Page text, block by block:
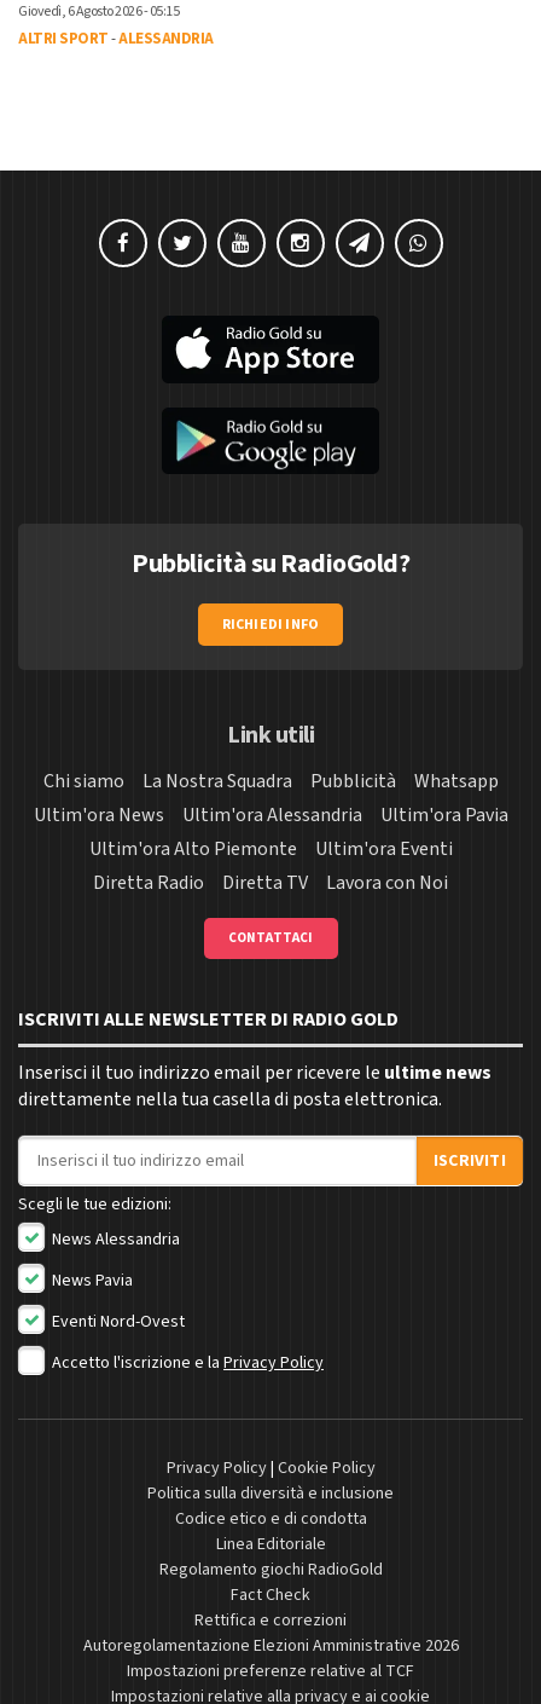
Giovedì, 6 Agosto 2026 - 05:15
ALTRI SPORT-ALESSANDRIA
Pubblicità su RadioGold?
RICHIEDI INFO
Link utili
Chi siamo La Nostra Squadra Pubblicità
Whatsapp
Ultim'ora News
Ultim'ora Alessandria
Ultim'ora Pavia
Ultim'ora Alto Piemonte
Ultim'ora Eventi
Diretta Radio
Diretta TV Lavora con Noi
CONTATTACI
ISCRIVITI ALLE NEWSLETTER DI RADIO GOLD
Inserisci il tuo indirizzo email per ricevere le ultime news
direttamente nella tua casella di posta elettronica.
Indirizzo email
ISCRIVITI
Scegli le tue edizioni:
News Alessandria
News Pavia
Eventi Nord-Ovest
Accetto l'iscrizione e la Privacy Policy
Privacy Policy| Cookie Policy
Politica sulla diversità e inclusione
Codice etico e di condotta
Linea Editoriale
Regolamento giochi RadioGold
Fact Check
Rettifica e correzioni
Autoregolamentazione Elezioni Amministrative 2026
Impostazioni preferenze relative al TCF
Impostazioni relative alla privacy e ai cookie